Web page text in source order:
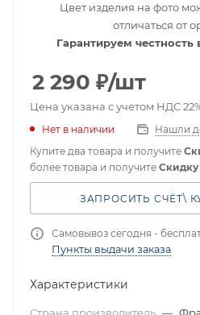
Цвет изделия на фото
отличаться от
Гарантируем честность
2 290 ₽/шт
Цена указана с учетом НДС
Нет в наличии
Нашли
Купите два товара и получите
более товара и получите Скидку
ЗАПРОСИТЬ СЧЁТ\
Самовывоз сегодня -
Пункты выдачи заказа
Характеристики
Страна производитель —